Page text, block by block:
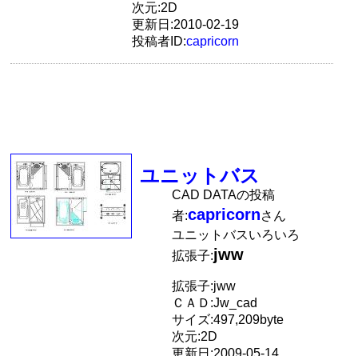
次元:2D
更新日:2010-02-19
投稿者ID:capricorn
ユニットバス
CAD DATAの投稿
者:capricornさん
ユニットバスいろいろ
拡張子:jww
拡張子:jww
ＣＡＤ:Jw_cad
サイズ:497,209byte
次元:2D